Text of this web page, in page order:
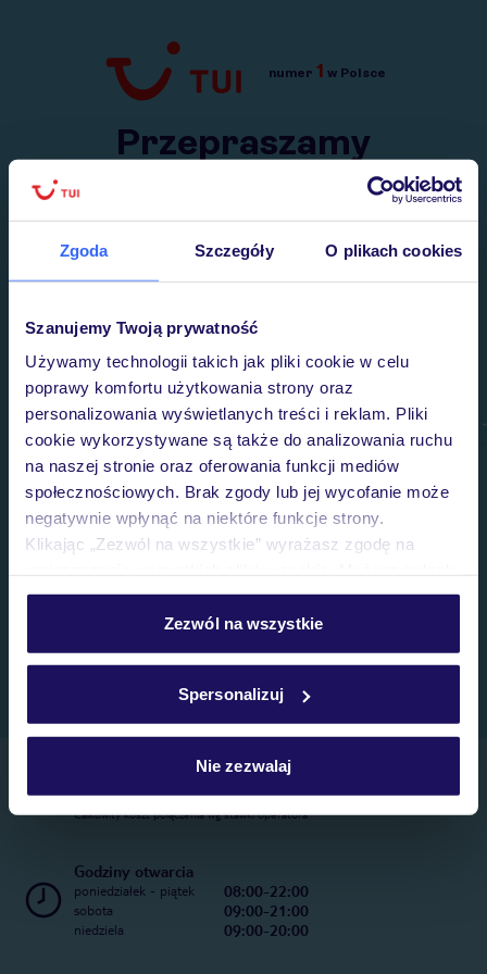
Zgoda Szczegóły O plikach cookies
Szanujemy Twoją prywatność
Używamy technologii takich jak pliki cookie w celu
poprawy komfortu użytkowania strony oraz
personalizowania wyświetlanych treści i reklam. Pliki
cookie wykorzystywane są także do analizowania ruchu
na naszej stronie oraz oferowania funkcji mediów
społecznościowych. Brak zgody lub jej wycofanie może
negatywnie wpłynąć na niektóre funkcje strony.
Klikając „Zezwól na wszystkie” wyrażasz zgodę na
personalizować swój wybór wchodząc w zakładkę
Szczegółowe informacje o plikach cookie znajdziesz
Zezwól na wszystkie
Spersonalizuj
Nie zezwalaj
Przejdź do TUI.pl
numer 1 w Polsce
Przepraszamy
Wysłaliśmy nasz serwis na krótkie wakacje.
Telefoniczne Centrum Rezerwacji
22 270 31 20
Całkowity koszt połączenia wg stawki operatora
Godziny otwarcia
poniedziałek - piątek 08:00-22:00
sobota 09:00-21:00
niedziela 09:00-20:00